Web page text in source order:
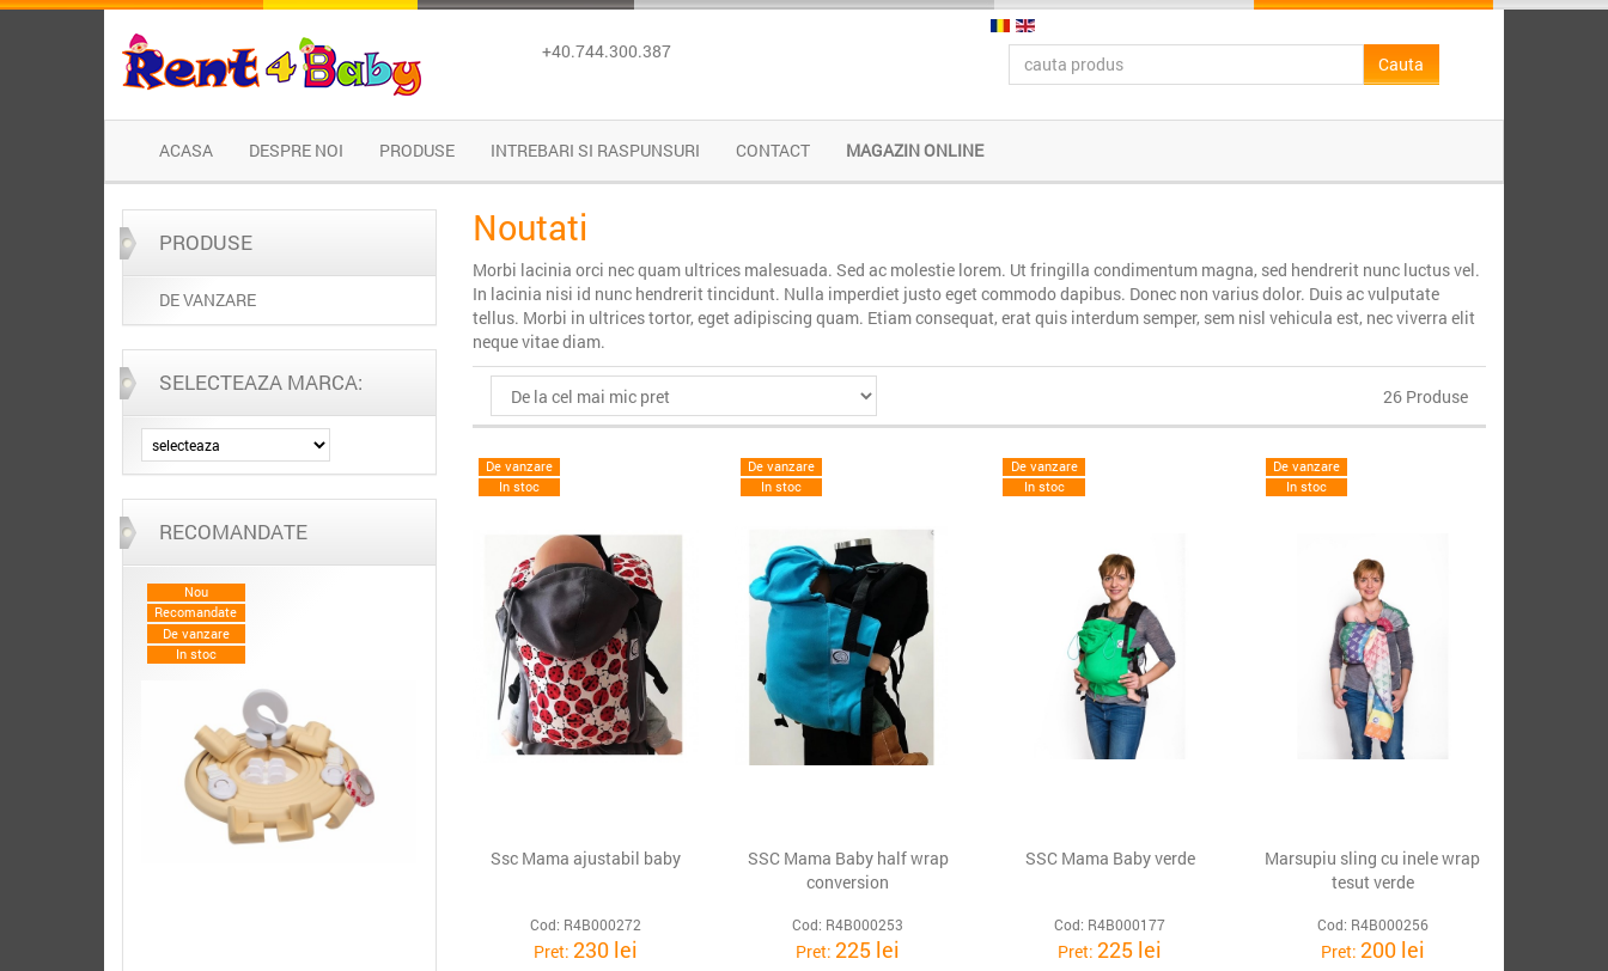
+40.744.300.387
ACASA DESPRE NOI PRODUSE INTREBARI SI RASPUNSURI CONTACT MAGAZIN ONLINE
PRODUSE
DE VANZARE
SELECTEAZA MARCA:
RECOMANDATE
Nou
Recomandate
De vanzare
In stoc
Noutati
Morbi lacinia orci nec quam ultrices malesuada. Sed ac molestie lorem. Ut fringilla condimentum magna, sed hendrerit nunc luctus vel.
In lacinia nisi id nunc hendrerit tincidunt. Nulla imperdiet justo eget commodo dapibus. Donec non varius dolor. Duis ac vulputate
tellus. Morbi in ultrices tortor, eget adipiscing quam. Etiam consequat, erat quis interdum semper, sem nisl vehicula est, nec viverra elit
neque vitae diam.
26 Produse
De vanzare
In stoc
Ssc Mama ajustabil baby
Cod: R4B000272
Pret: 230 lei
De vanzare
In stoc
SSC Mama Baby half wrap
conversion
Cod: R4B000253
Pret:225 lei
De vanzare
In stoc
SSC Mama Baby verde
Cod: R4B000177
Pret:225 lei
De vanzare
In stoc
Marsupiu sling cu inele wrap
tesut verde
Cod: R4B000256
Pret: 200 lei